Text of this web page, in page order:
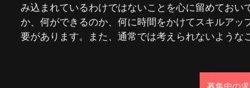
み込まれているわけではないことを心に留めてお
か、何ができるのか、何に時間をかけてスキルア
要があります。また、通常では考えられないような